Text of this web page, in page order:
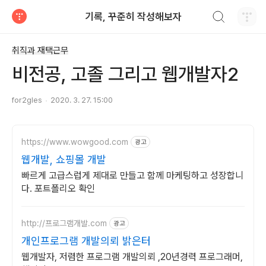
기록, 꾸준히 작성해보자
취직과 재택근무
비전공, 고졸 그리고 웹개발자2
for2gles 2020. 3. 27. 15:00
https://www.wowgood.com 광고
웹개발, 쇼핑몰 개발
빠르게 고급스럽게 제대로 만들고 함께 마케팅하고 성장합니
다. 포트폴리오 확인
http://프로그램개발.com 광고
개인프로그램 개발의뢰 밝은터
웹개발자, 저렴한 프로그램 개발의뢰 ,20년경력 프로그래머,